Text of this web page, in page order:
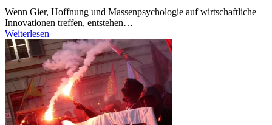
Wenn Gier, Hoffnung und Massenpsychologie auf wirtschaftliche
Innovationen treffen, entstehen…
Weiterlesen